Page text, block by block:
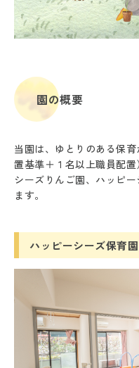
園の概要
当園は、ゆとりのある保
置基準＋１名以上職員配
シーズりんご園、ハッピ
ます。
ハッピーシーズ保育園